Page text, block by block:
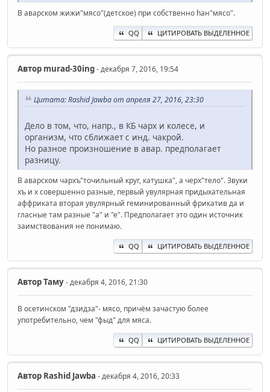
В аварском жижи"мясо"(детское) при собственно hан"мясо".
QQ ЦИТИРОВАТЬ ВЫДЕЛЕННОЕ
Автор murad-30ing- декабря 7, 2016, 19:54
Цитата: Rashid Jawba от апреля 27, 2016, 23:30
Дело в том, что, напр., в КБ чарх и колесе, и
организм, что сближает с инд. чакрой.
Но разное произношение в авар. предполагает
разницу.
В аварском чархъ"точильный круг, катушка", а черх"тело". Звуки
хъ и х совершенно разные, первый увулярная придыхательная
аффриката вторая увулярный геминированный фрикатив да и
гласные там разные "а" и "е". Предполагает это один источник
заимствования не понимаю.
QQ ЦИТИРОВАТЬ ВЫДЕЛЕННОЕ
АвторТаму- декабря 4, 2016, 21:30
В осетинском "дзидза"- мясо, причём зачастую более
употребительно, чем "фыд" для мяса.
QQ ЦИТИРОВАТЬ ВЫДЕЛЕННОЕ
Автор Rashid Jawba - декабря 4, 2016, 20:33